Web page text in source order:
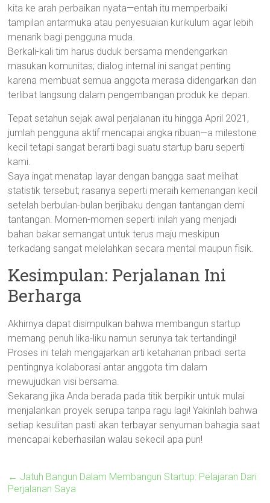
kita ke arah perbaikan nyata—entah itu memperbaiki
tampilan antarmuka atau penyesuaian kurikulum agar lebih
menarik bagi pengguna muda.
Berkali-kali tim harus duduk bersama mendengarkan
masukan komunitas; dialog internal ini sangat penting
karena membuat semua anggota merasa didengarkan dan
terlibat langsung dalam pengembangan produk ke depan.
Tepat setahun sejak awal perjalanan itu hingga April 2021,
jumlah pengguna aktif mencapai angka ribuan—a milestone
kecil tetapi sangat berarti bagi suatu startup baru seperti
kami.
Saya ingat menatap layar dengan bangga saat melihat
statistik tersebut; rasanya seperti meraih kemenangan kecil
setelah berbulan-bulan berjibaku dengan tantangan demi
tantangan. Momen-momen seperti inilah yang menjadi
bahan bakar semangat untuk terus maju meskipun
terkadang sangat melelahkan secara mental maupun fisik.
Kesimpulan: Perjalanan Ini
Berharga
Akhirnya dapat disimpulkan bahwa membangun startup
memang penuh lika-liku namun serunya tak tertandingi!
Proses ini telah mengajarkan arti ketahanan pribadi serta
pentingnya kolaborasi antar anggota tim dalam
mewujudkan visi bersama.
Sekarang jika Anda berada pada titik berpikir untuk mulai
menjalankan proyek serupa tanpa ragu lagi! Yakinlah bahwa
setiap kesulitan pasti akan terbayar senyuman bahagia saat
mencapai keberhasilan walau sekecil apa pun!
← Jatuh Bangun Dalam Membangun Startup: Pelajaran Dari
Perjalanan Saya